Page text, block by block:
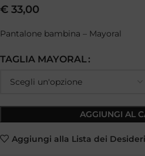
€ 33,00
Pantalone bambina – Mayoral
TAGLIA MAYORAL
AGGIUNGI AL
Aggiungi alla Lista dei Desideri